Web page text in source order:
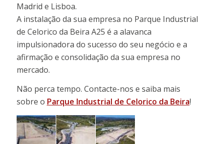
Madrid e Lisboa.
A instalação da sua empresa no Parque Industrial
de Celorico da Beira A25 é a alavanca
impulsionadora do sucesso do seu negócio e a
afirmação e consolidação da sua empresa no
mercado.
Não perca tempo. Contacte-nos e saiba mais
sobre o Parque Industrial de Celorico da Beira!